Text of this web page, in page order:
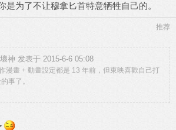
是为了不让穆拿匕首特意牺牲自己的。
推荐
神 发表于 2015-6-6 05:08
漫畫 + 動畫設定都是 13 年前，但東映喜歡自己打
事了。